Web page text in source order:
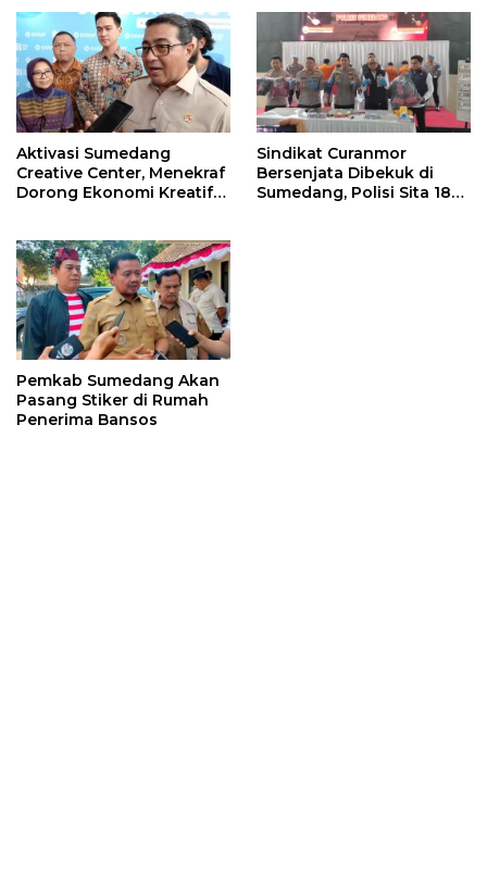
Petani
Aktivasi Sumedang
Creative Center, Menekraf
Dorong Ekonomi Kreatif
Sindikat Curanmor
Bersenjata Dibekuk di
Sumedang, Polisi Sita 18
Pemkab Sumedang Akan
Pasang Stiker di Rumah
Penerima Bansos